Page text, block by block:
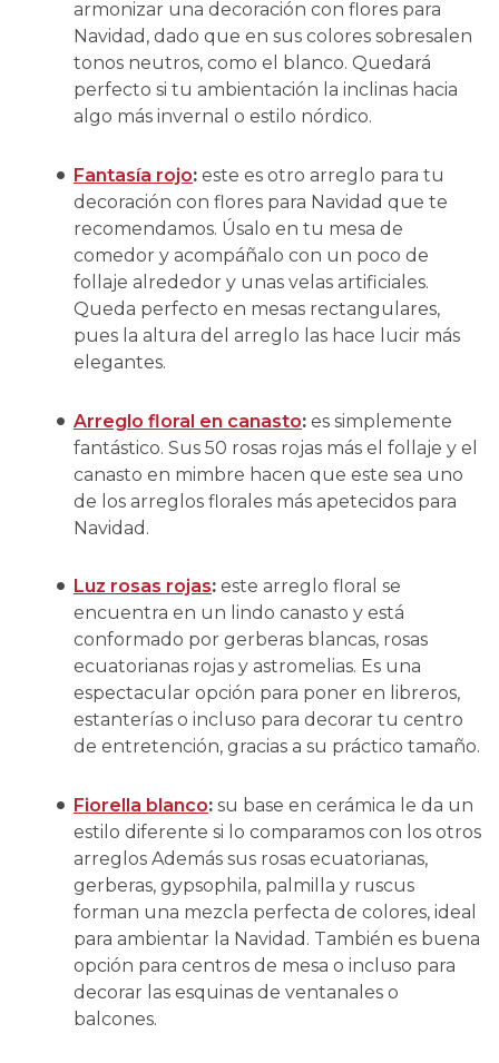
armonizar una decoración con flores para
Navidad, dado que en sus colores sobresalen
tonos neutros, como el blanco. Quedará
perfecto si tu ambientación la inclinas hacia
algo más invernal o estilo nórdico.
Fantasía rojo: este es otro arreglo para tu
decoración con flores para Navidad que te
recomendamos. Úsalo en tu mesa de
comedor y acompáñalo con un poco de
follaje alrededor y unas velas artificiales.
Queda perfecto en mesas rectangulares,
pues la altura del arreglo las hace lucir más
elegantes.
Arreglo floral en canasto: es simplemente
fantástico. Sus 50 rosas rojas más el follaje y el
canasto en mimbre hacen que este sea uno
de los arreglos florales más apetecidos para
Navidad.
Luz rosas rojas: este arreglo floral se
encuentra en un lindo canasto y está
conformado por gerberas blancas, rosas
ecuatorianas rojas y astromelias. Es una
espectacular opción para poner en libreros,
estanterías o incluso para decorar tu centro
de entretención, gracias a su práctico tamaño.
Fiorella blanco: su base en cerámica le da un
estilo diferente si lo comparamos con los otros
arreglos Además sus rosas ecuatorianas,
gerberas, gypsophila, palmilla y ruscus
forman una mezcla perfecta de colores, ideal
para ambientar la Navidad. También es buena
opción para centros de mesa o incluso para
decorar las esquinas de ventanales o
balcones.